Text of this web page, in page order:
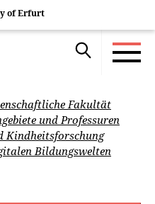
of Erfurt
Fakultät
und Professuren
Kindheitsforschung
Bildungswelten